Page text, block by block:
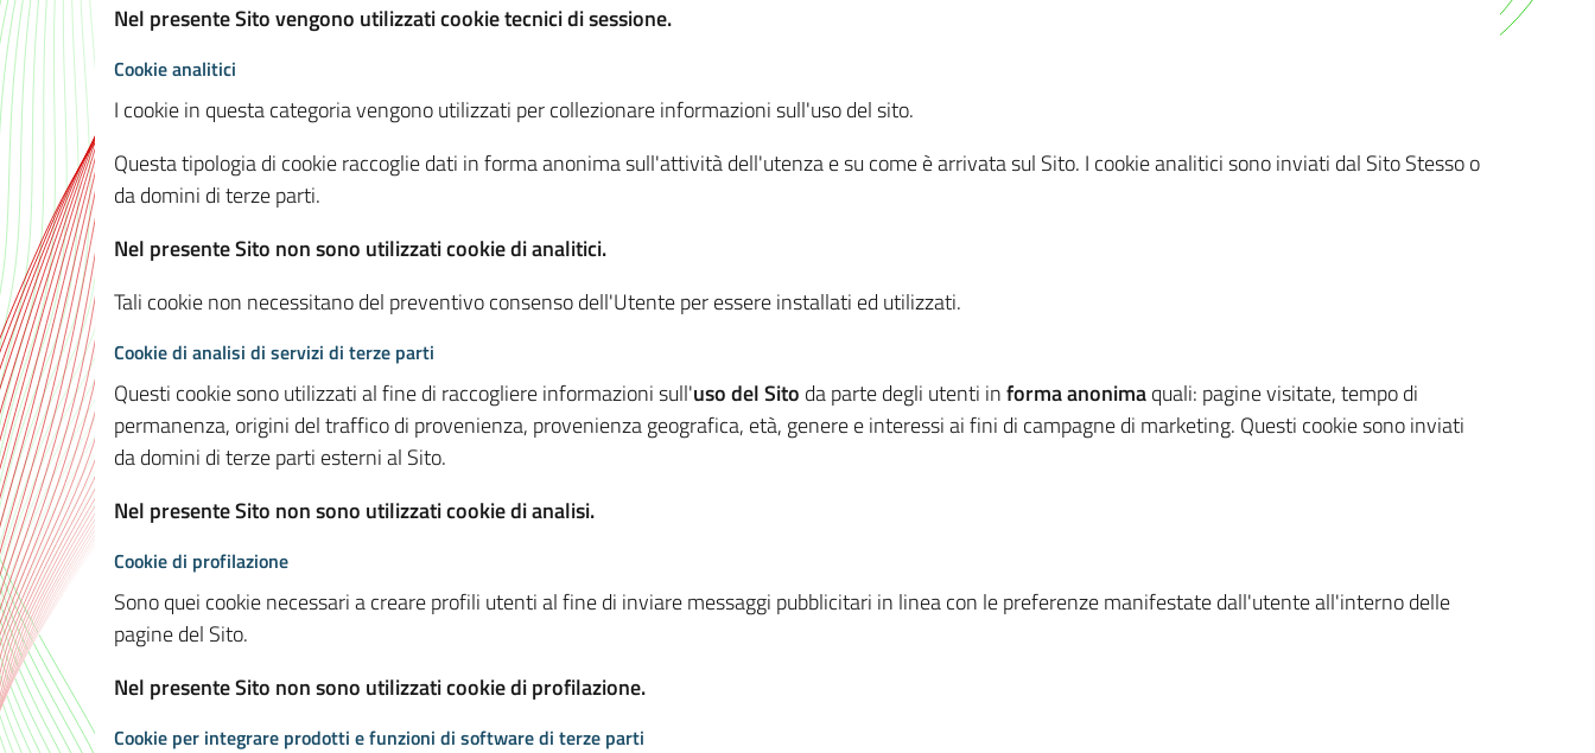
Nel presente Sito vengono utilizzati cookie tecnici di sessione.
Cookie analitici
I cookie in questa categoria vengono utilizzati per collezionare informazioni sull'uso del sito.
Questa tipologia di cookie raccoglie dati in forma anonima sull'attività dell'utenza e su come è arrivata sul Sito. I cookie analitici sono inviati dal Sito Stesso o
da domini di terze parti.
Nel presente Sito non sono utilizzati cookie di analitici.
Tali cookie non necessitano del preventivo consenso dell'Utente per essere installati ed utilizzati.
Cookie di analisi di servizi di terze parti
Questi cookie sono utilizzati al fine di raccogliere informazioni sull'uso del Sito da parte degli utenti informa anonimaquali: pagine visitate, tempo di
permanenza, origini del traffico di provenienza, provenienza geografica, età, genere e interessi ai fini di campagne di marketing. Questi cookie sono inviati
da domini di terze parti esterni al Sito.
Nel presente Sito non sono utilizzati cookie di analisi.
Cookie di profilazione
Sono quei cookie necessari a creare profili utenti al fine di inviare messaggi pubblicitari in linea con le preferenze manifestate dall'utente all'interno delle
pagine del Sito.
Nel presente Sito non sono utilizzati cookie di profilazione.
Cookie per integrare prodotti e funzioni di software di terze parti